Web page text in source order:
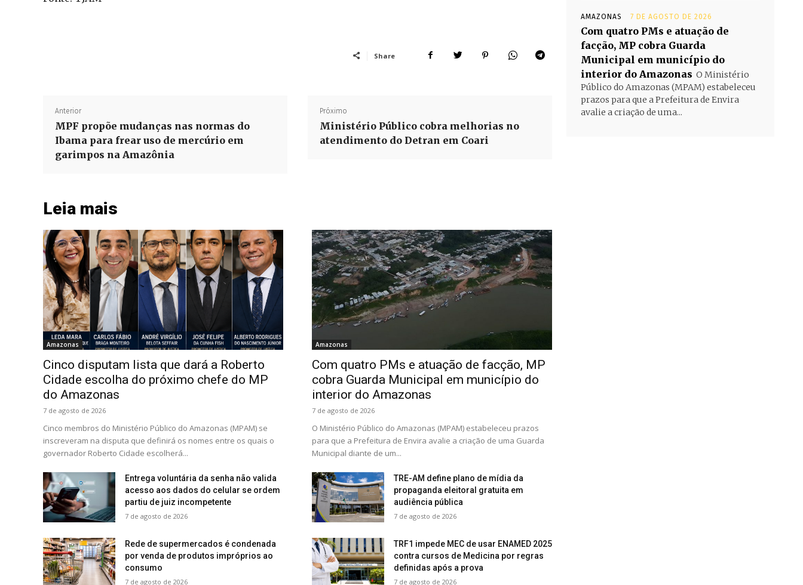
Share
Anterior
MPF propõe mudanças nas normas do
Ibama para frear uso de mercúrio em
garimpos na Amazônia
Próximo
Ministério Público cobra melhorias no
atendimento do Detran em Coari
Leia mais
Amazonas
Cinco disputam lista que dará a Roberto
Cidade escolha do próximo chefe do MP
do Amazonas
7 de agosto de 2026
Cinco membros do Ministério Público do Amazonas (MPAM) se
inscreveram na disputa que definirá os nomes entre os quais o
governador Roberto Cidade escolherá...
Amazonas
Com quatro PMs e atuação de facção, MP
cobra Guarda Municipal em município do
interior do Amazonas
7 de agosto de 2026
O Ministério Público do Amazonas (MPAM) estabeleceu prazos
para que a Prefeitura de Envira avalie a criação de uma Guarda
Municipal diante de um...
Entrega voluntária da senha não valida
acesso aos dados do celular se ordem
partiu de juiz incompetente
7 de agosto de 2026
TRE-AM define plano de mídia da
propaganda eleitoral gratuita em
audiência pública
7 de agosto de 2026
Rede de supermercados é condenada
por venda de produtos impróprios ao
consumo
7 de agosto de 2026
TRF1 impede MEC de usar ENAMED 2025
contra cursos de Medicina por regras
definidas após a prova
7 de agosto de 2026
AMAZONAS 7 DE AGOSTO DE 2026
Com quatro PMs e atuação de
facção, MP cobra Guarda
Municipal em município do
interior do Amazonas O Ministério
Público do Amazonas (MPAM) estabeleceu
prazos para que a Prefeitura de Envira
avalie a criação de uma...